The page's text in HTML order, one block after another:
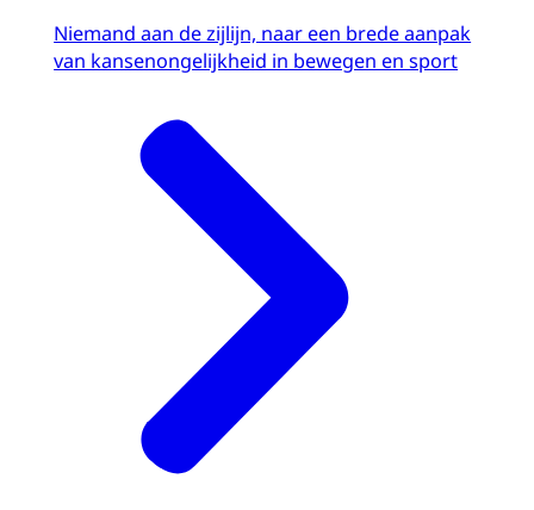
Niemand aan de zijlijn, naar een brede aanpak
van kansenongelijkheid in bewegen en sport